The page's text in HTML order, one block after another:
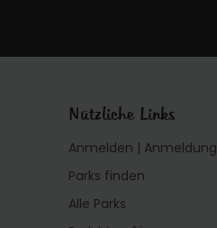
Nützliche Links
Anmelden | Anmeldung
Parks finden
Alle Parks